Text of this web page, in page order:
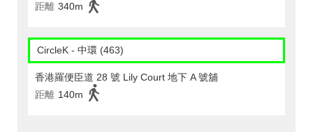
距離 340m
CircleK - 中環 (463)
香港羅便臣道 28 號 Lily Court 地下 A 號舖
距離 140m